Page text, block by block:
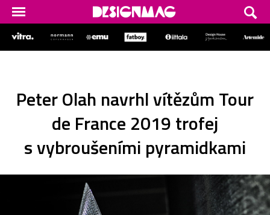
Peter Olah navrhl vítězům Tour
de France 2019 trofej
s vybroušeními pyramidkami